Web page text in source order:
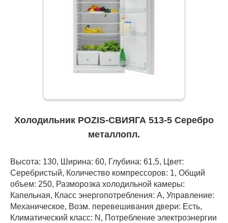
Холодильник POZIS-СВИЯГА 513-5 Серебро
металлопл.
Высота: 130, Ширина: 60, Глубина: 61,5, Цвет:
Серебристый, Количество компрессоров: 1, Общий
объем: 250, Разморозка холодильной камеры:
Капельная, Класс энергопотребления: А, Управление:
Механическое, Возм. перевешивания двери: Есть,
Климатический класс: N, Потребление электроэнергии